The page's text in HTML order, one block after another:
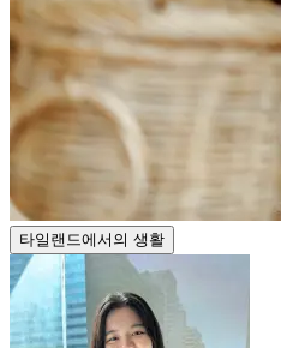
타일랜드에서의 생활